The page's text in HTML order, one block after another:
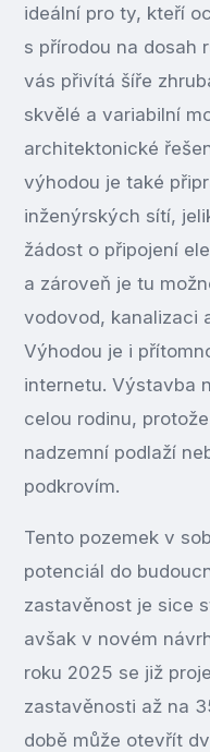
ideální pro ty, kteří
s přírodou na dosah
vás přivítá šíře
skvělé a variabilní
architektonické
výhodou je také
inženýrských sítí,
žádost o připojení
a zároveň je tu
vodovod, kanalizaci
Výhodou je i
internetu. Výstavba
celou rodinu,
nadzemní podlaží
podkrovím.
Tento pozemek v
potenciál do
zastavěnost je sice
avšak v novém
roku 2025 se již
zastavěnosti až na
době může otevřít